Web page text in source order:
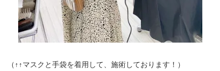
（↑↑マスクと手袋を着用して、施術しております！）